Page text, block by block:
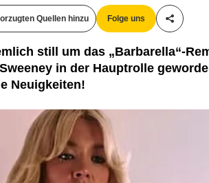
Quellen hinzu Folge uns
Teile
still um das „Barbarella“-
in der Hauptrolle
Neuigkeiten!